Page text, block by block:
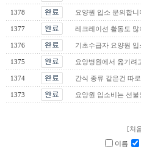
1378 요양원 입소 문의합니
1377 레크레이션 활동도 많
1376 기초수급자 요양원 입
1375 요양병원에서 옮기려
1374 간식 종류 같은건 따
1373 요양원 입소비는 선
[처
이름